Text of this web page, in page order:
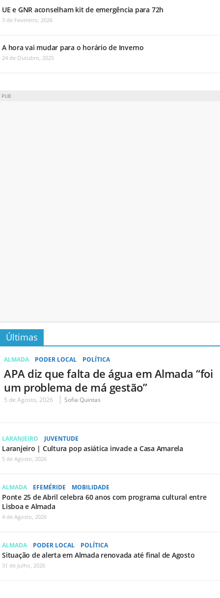
UE e GNR aconselham kit de emergência para 72h
3 de Fevereiro, 2026
A hora vai mudar para o horário de Inverno
24 de Outubro, 2025
PUB
Últimas
ALMADA PODER LOCAL POLÍTICA
APA diz que falta de água em Almada “foi
um problema de má gestão”
5 de Agosto, 2026 Sofia Quintas
LARANJEIRO JUVENTUDE
Laranjeiro | Cultura pop asiática invade a Casa Amarela
5 de Agosto, 2026
ALMADA EFEMÉRIDE MOBILIDADE
Ponte 25 de Abril celebra 60 anos com programa cultural entre
Lisboa e Almada
4 de Agosto, 2026
ALMADA PODER LOCAL POLÍTICA
Situação de alerta em Almada renovada até final de Agosto
31 de Julho, 2026